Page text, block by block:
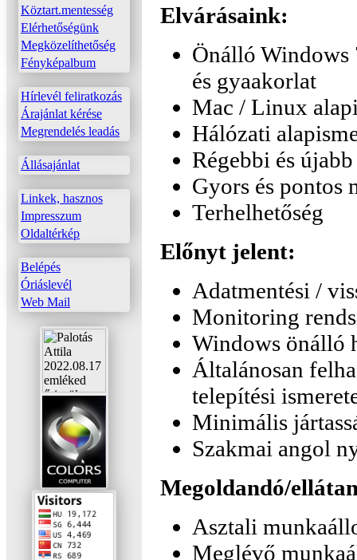
Köztart.mentesség
Elérhetőségünk
Megközelíthetőség
Fényképalbum
Hírlevél feliratkozás
Árajánlat kérése
Megrendelés leadás
Állásajánlat
Linkek, hasznos
Impresszum
Oldaltérkép
Belépés
Óriáslevél
Web Mail
Elvárásaink:
Önálló Windows
és gyaakorlat
Mac / Linux
Hálózati
Régebbi és
Gyors és pontos
Terhelhetőség
Előnyt jelent:
Adatmentési /
Monitoring
Windows önálló
Általánosan
telepítési
Minimális
Szakmai angol
Megoldandó/
Asztali
Meglévő